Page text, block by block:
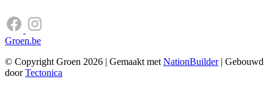
Groen.be
© Copyright Groen 2026 | Gemaakt met NationBuilder| Gebouwd
doorTectonica